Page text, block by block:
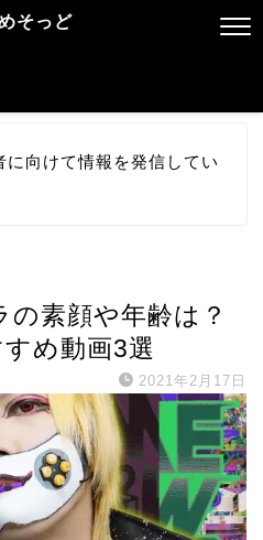
そっど
向けて情報を発信してい
素顔や年齢は？
め動画3選
2021年2月17日